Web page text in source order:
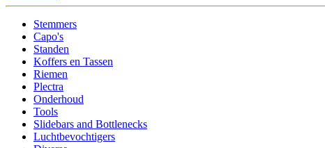
Stemmers
Capo's
Standen
Koffers en Tassen
Riemen
Plectra
Onderhoud
Tools
Slidebars and Bottlenecks
Luchtbevochtigers